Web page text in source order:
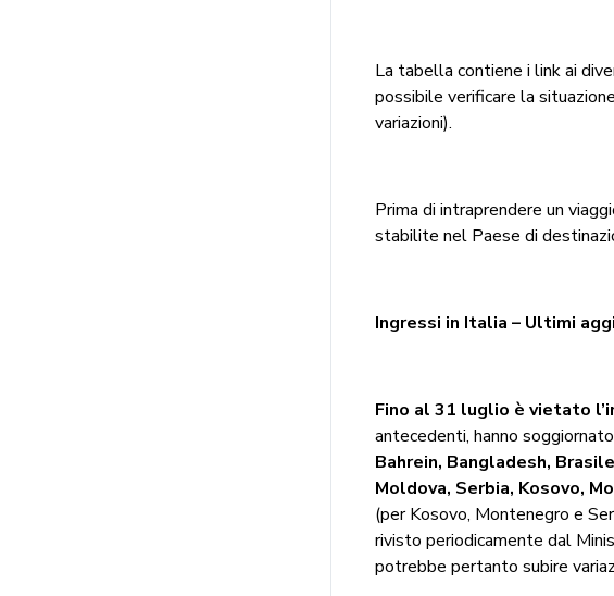
La tabella contiene i link ai
possibile verificare la
variazioni).
Prima di intraprendere un
stabilite nel Paese di
Ingressi in Italia – Ultimi
Fino al 31 luglio è vietato
antecedenti, hanno
Bahrein, Bangladesh,
Moldova, Serbia, Kosovo,
(per Kosovo, Montenegro e
rivisto periodicamente dal
potrebbe pertanto subire